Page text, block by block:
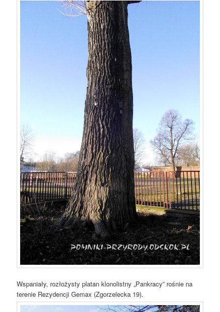
Wspaniały, rozłożysty platan klonolistny „Pankracy” rośnie na
terenie Rezydencji Gemax (Zgorzelecka 19).